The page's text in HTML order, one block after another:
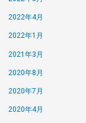
2022年4月
2022年1月
2021年3月
2020年8月
2020年7月
2020年4月